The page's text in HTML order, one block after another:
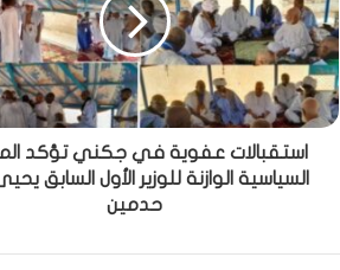
استقبالات عفوية في جكني تؤكد
السياسية الوازنة للوزير الأول السابق
حدمين